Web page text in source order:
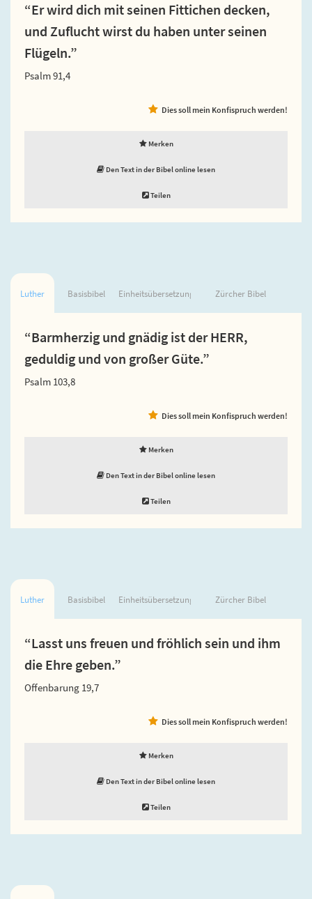
“Er wird dich mit seinen Fittichen decken,
und Zuflucht wirst du haben unter seinen
Flügeln.”
Psalm 91,4
Dies soll mein Konfispruch werden!
Merken
Den Text in der Bibel online lesen
Teilen
Luther Basisbibel Einheitsübersetzung Zürcher Bibel
“Barmherzig und gnädig ist der HERR,
geduldig und von großer Güte.”
Psalm 103,8
Dies soll mein Konfispruch werden!
Merken
Den Text in der Bibel online lesen
Teilen
Luther Basisbibel Einheitsübersetzung Zürcher Bibel
“Lasst uns freuen und fröhlich sein und ihm
die Ehre geben.”
Offenbarung 19,7
Dies soll mein Konfispruch werden!
Merken
Den Text in der Bibel online lesen
Teilen